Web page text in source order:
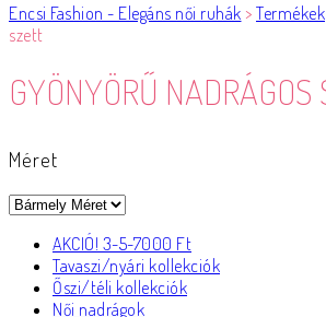
Encsi Fashion - Elegáns női ruhák > Termékek
szett
GYÖNYÖRŰ NADRÁGOS
Méret
AKCIÓ! 3-5-7000 Ft
Tavaszi/nyári kollekciók
Őszi/téli kollekciók
Női nadrágok